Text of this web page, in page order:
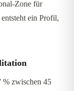
Zone für
ein Profil,
% zwischen 45